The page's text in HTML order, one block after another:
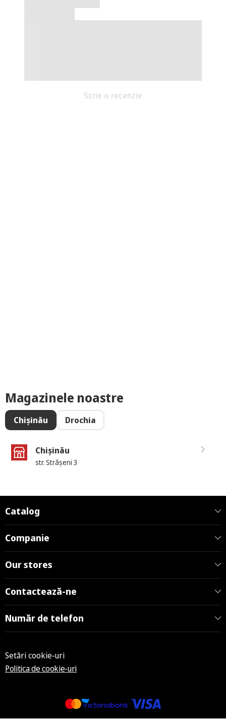
Scrie o recenzie
Magazinele noastre
Chișinău Drochia
Chișinău
str. Strășeni 3
Catalog
Companie
Our stores
Contactează-ne
Număr de telefon
Setări cookie-uri
Politica de cookie-uri